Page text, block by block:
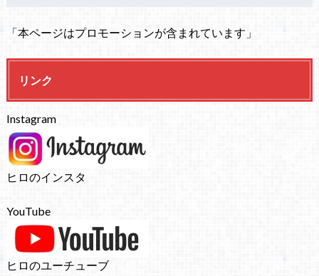
「本ページはプロモーションが含まれています」
リンク
Instagram
ヒロのインスタ
YouTube
ヒロのユーチューブ